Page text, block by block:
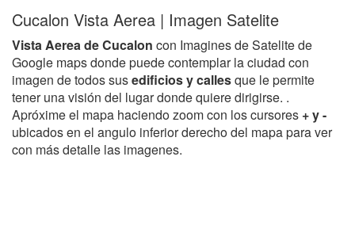
Cucalon Vista Aerea | Imagen Satelite
Vista Aerea de Cucalon con Imagines de Satelite de
Google maps donde puede contemplar la ciudad con
imagen de todos susedificios y callesque le permite
tener una visión del lugar donde quiere dirigirse. .
Apróxime el mapa haciendo zoom con los cursores + y -
ubicados en el angulo inferior derecho del mapa para ver
con más detalle las imagenes.